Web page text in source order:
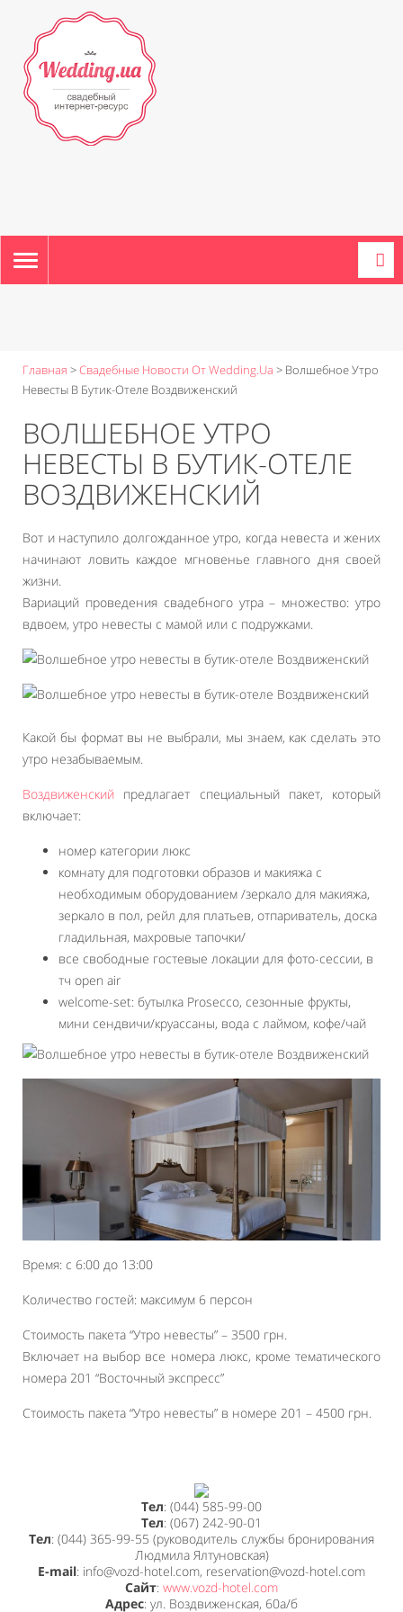
TOGGLE
NAVIGATION
Главная >Свадебные Новости От Wedding.ua > Волшебное Утро
Невесты В Бутик-Отеле Воздвиженский
ВОЛШЕБНОЕ УТРО
НЕВЕСТЫ В БУТИК-ОТЕЛЕ
ВОЗДВИЖЕНСКИЙ
Вот и наступило долгожданное утро, когда невеста и жених
начинают ловить каждое мгновенье главного дня своей
жизни.
Вариаций проведения свадебного утра – множество: утро
вдвоем, утро невесты с мамой или с подружками.
Какой бы формат вы не выбрали, мы знаем, как сделать это
утро незабываемым.
Воздвиженский предлагает специальный пакет, который
включает:
номер категории люкс
комнату для подготовки образов и макияжа с
необходимым оборудованием /зеркало для макияжа,
зеркало в пол, рейл для платьев, отпариватель, доска
гладильная, махровые тапочки/
все свободные гостевые локации для фото-сессии, в
тч open air
welcome-set: бутылка Prosecco, сезонные фрукты,
мини сендвичи/круассаны, вода с лаймом, кофе/чай
Время: с 6:00 до 13:00
Количество гостей: максимум 6 персон
Стоимость пакета “Утро невесты” – 3500 грн.
Включает на выбор все номера люкс, кроме тематического
номера 201 “Восточный экспресс”
Стоимость пакета “Утро невесты” в номере 201 – 4500 грн.
Тел: (044) 585-99-00
Тел: (067) 242-90-01
Тел: (044) 365-99-55 (руководитель службы бронирования
Людмила Ялтуновская)
E-mail: info@vozd-hotel.com, reservation@vozd-hotel.com
Сайт: www.vozd-hotel.com
Адрес: ул. Воздвиженская, 60a/б